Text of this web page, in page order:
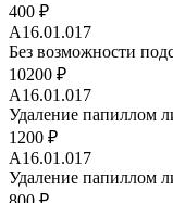
400 ₽
A16.01.017
Без возможности
10200 ₽
A16.01.017
Удаление папиллом
1200 ₽
A16.01.017
Удаление папиллом